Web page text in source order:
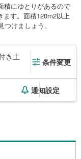
積にゆとりがあるので
す。面積120m2以上
けましょう。
き土
条件変更
通知設定